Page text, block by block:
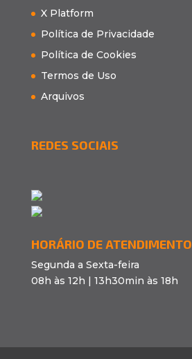
X Platform
Política de Privacidade
Política de Cookies
Termos de Uso
Arquivos
REDES SOCIAIS
HORÁRIO DE ATENDIMENTO
Segunda a Sexta-feira
08h às 12h | 13h30min às 18h